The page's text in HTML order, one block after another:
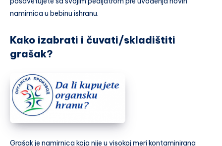
namirnica u bebinu ishranu.
Kako izabrati i čuvati/skladištiti
grašak?
Grašak je namirnica koja nije u visokoj meri kontaminirana